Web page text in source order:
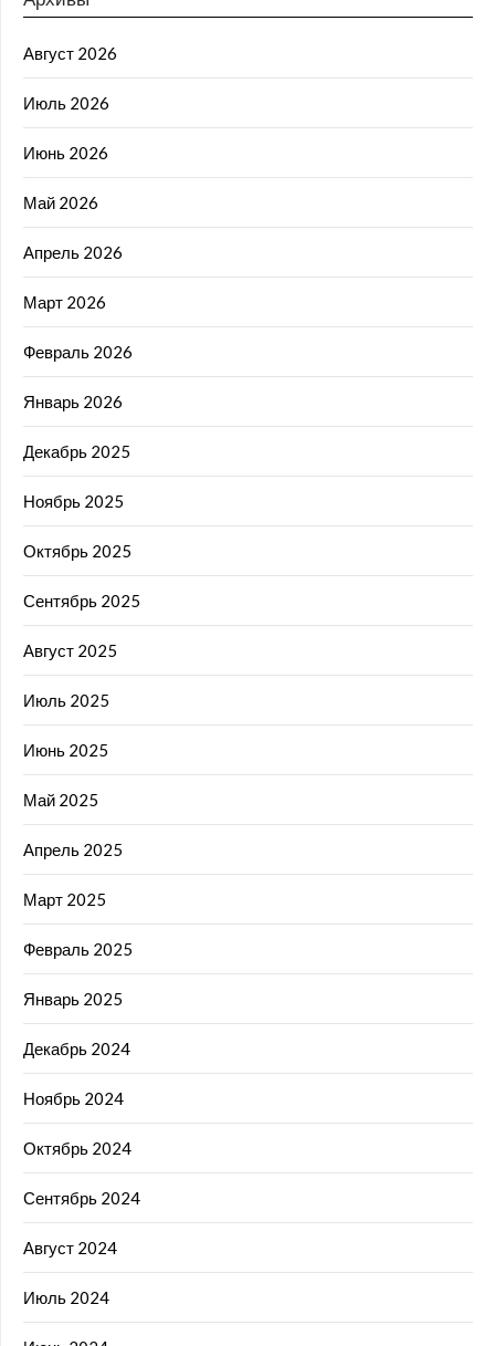
Август 2026
Июль 2026
Июнь 2026
Май 2026
Апрель 2026
Март 2026
Февраль 2026
Январь 2026
Декабрь 2025
Ноябрь 2025
Октябрь 2025
Сентябрь 2025
Август 2025
Июль 2025
Июнь 2025
Май 2025
Апрель 2025
Март 2025
Февраль 2025
Январь 2025
Декабрь 2024
Ноябрь 2024
Октябрь 2024
Сентябрь 2024
Август 2024
Июль 2024